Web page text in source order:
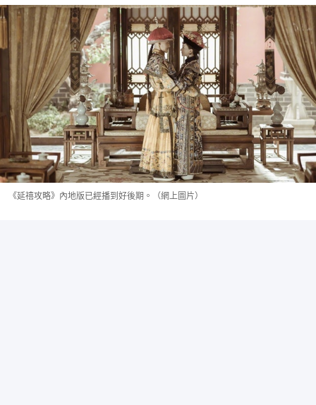
《延禧攻略》內地版已經播到好後期。（網上圖片）